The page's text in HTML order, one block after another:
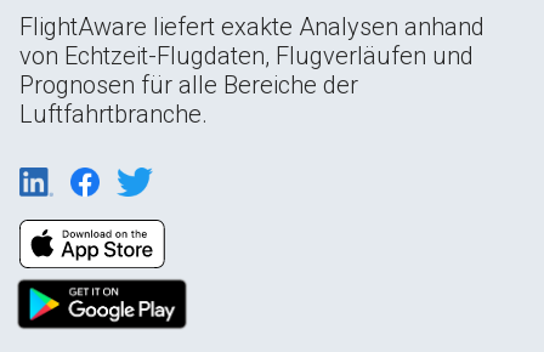
FlightAware liefert exakte Analysen anhand
von Echtzeit-Flugdaten, Flugverläufen und
Prognosen für alle Bereiche der
Luftfahrtbranche.